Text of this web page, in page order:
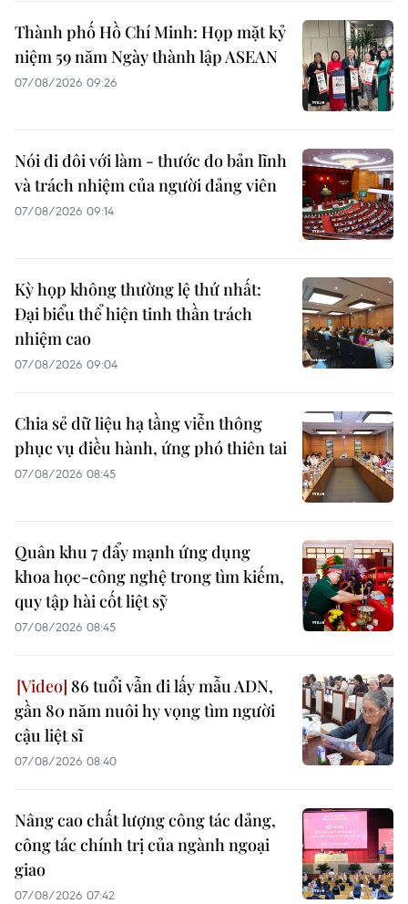
Thành phố Hồ Chí Minh: Họp mặt kỷ
niệm 59 năm Ngày thành lập ASEAN
07/08/2026 09:26
Nói đi đôi với làm - thước đo bản lĩnh
và trách nhiệm của người đảng viên
07/08/2026 09:14
Kỳ họp không thường lệ thứ nhất:
Đại biểu thể hiện tinh thần trách
nhiệm cao
07/08/2026 09:04
Chia sẻ dữ liệu hạ tầng viễn thông
phục vụ điều hành, ứng phó thiên tai
07/08/2026 08:45
Quân khu 7 đẩy mạnh ứng dụng
khoa học-công nghệ trong tìm kiếm,
quy tập hài cốt liệt sỹ
07/08/2026 08:45
86 tuổi vẫn đi lấy mẫu ADN,
gần 80 năm nuôi hy vọng tìm người
cậu liệt sĩ
07/08/2026 08:40
Nâng cao chất lượng công tác đảng,
công tác chính trị của ngành ngoại
giao
07/08/2026 07:42